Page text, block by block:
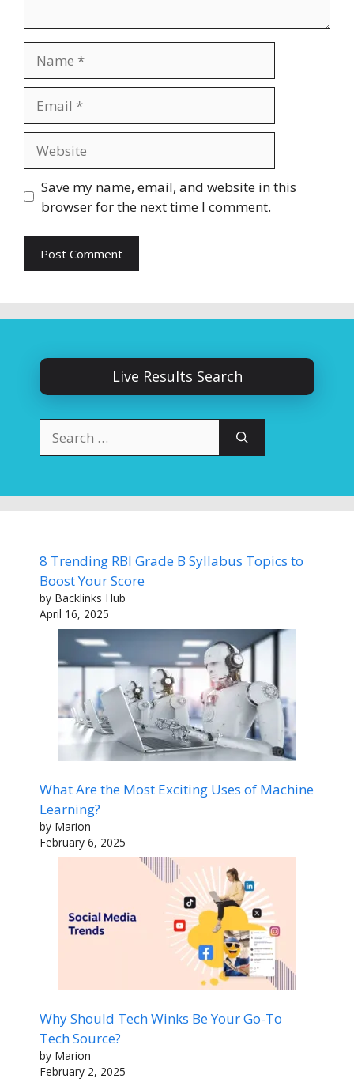
Save my name, email, and website in this
browser for the next time I comment.
Live Results Search
for:
8 Trending RBI Grade B Syllabus Topics to
Boost Your Score
by Backlinks Hub
April 16, 2025
What Are the Most Exciting Uses of Machine
Learning?
by Marion
February 6, 2025
Why Should Tech Winks Be Your Go-To
Tech Source?
by Marion
February 2, 2025